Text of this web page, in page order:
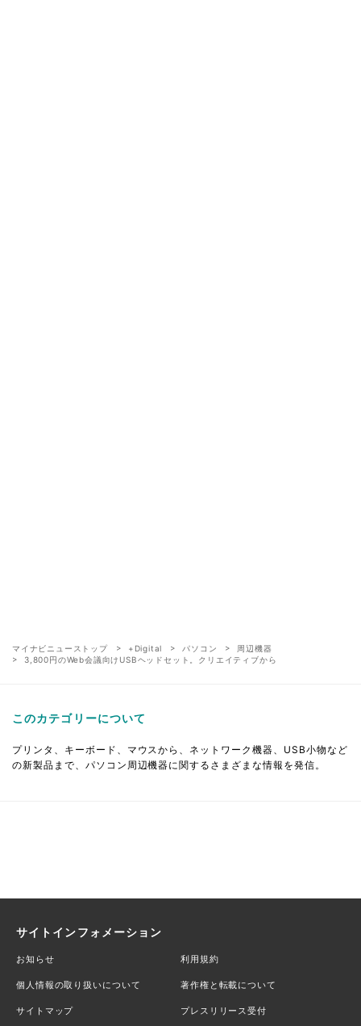
マイナビニューストップ +Digital パソコン
周辺機器
3,800円のWeb会議向けUSBヘッドセット。クリエイティブから
このカテゴリーについて
プリンタ、キーボード、マウスから、ネットワーク機器、USB小物など
の新製品まで、パソコン周辺機器に関するさまざまな情報を発信。
サイトインフォメーション
お知らせ 利用規約
個人情報の取り扱いについて 著作権と転載について
サイトマップ プレスリリース受付